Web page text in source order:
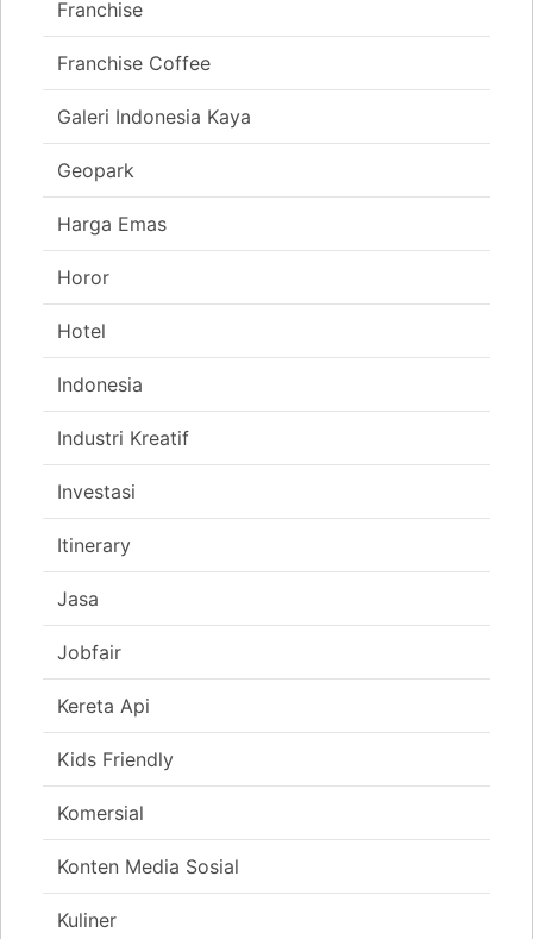
Franchise
Franchise Coffee
Galeri Indonesia Kaya
Geopark
Harga Emas
Horor
Hotel
Indonesia
Industri Kreatif
Investasi
Itinerary
Jasa
Jobfair
Kereta Api
Kids Friendly
Komersial
Konten Media Sosial
Kuliner